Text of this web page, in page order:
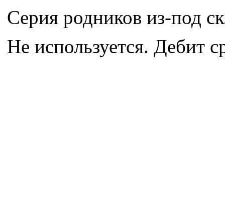
Серия родников из-под
Не используется. Дебит